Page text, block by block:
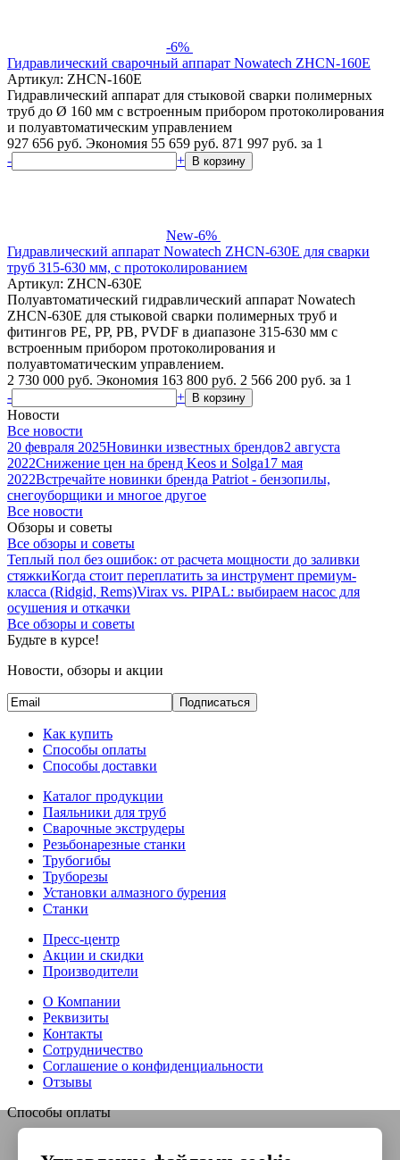
-6%
Гидравлический сварочный аппарат Nowatech ZHCN-160E
Артикул: ZHCN-160E
Гидравлический аппарат для стыковой сварки полимерных
труб до Ø 160 мм с встроенным прибором протоколирования
и полуавтоматическим управлением
927 656 руб. Экономия 55 659 руб. 871 997 руб. за 1
-
+ В корзину
New-6%
Гидравлический аппарат Nowatech ZHCN-630E для сварки
труб 315-630 мм, с протоколированием
Артикул: ZHCN-630E
Полуавтоматический гидравлический аппарат Nowatech
ZHCN-630E для стыковой сварки полимерных труб и
фитингов PE, PP, PB, PVDF в диапазоне 315-630 мм с
встроенным прибором протоколирования и
полуавтоматическим управлением.
2 730 000 руб. Экономия 163 800 руб. 2 566 200 руб. за 1
-
+ В корзину
Новости
Все новости
20 февраля 2025Новинки известных брендов2 августа
2022Снижение цен на бренд Keos и Solga17 мая
2022Встречайте новинки бренда Patriot - бензопилы,
снегоуборщики и многое другое
Все новости
Обзоры и советы
Все обзоры и советы
Теплый пол без ошибок: от расчета мощности до заливки
стяжкиКогда стоит переплатить за инструмент премиум-
класса (Ridgid, Rems)Virax vs. PIPAL: выбираем насос для
осушения и откачки
Все обзоры и советы
Будьте в курсе!
Новости, обзоры и акции
Подписаться
Как купить
Способы оплаты
Способы доставки
Каталог продукции
Паяльники для труб
Сварочные экструдеры
Резьбонарезные станки
Трубогибы
Труборезы
Установки алмазного бурения
Станки
Пресс-центр
Акции и скидки
Производители
О Компании
Реквизиты
Контакты
Сотрудничество
Соглашение о конфиденциальности
Отзывы
Способы оплаты